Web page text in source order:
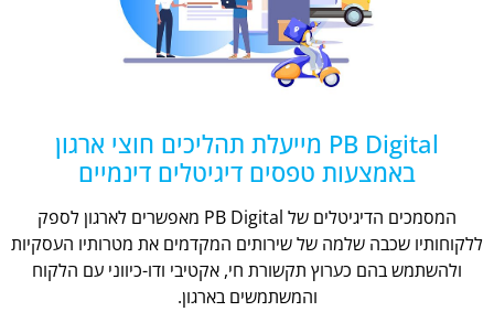
PB Digital מייעלת תהליכים חוצי ארגון
באמצעות טפסים דיגיטלים דינמיים
המסמכים הדיגיטלים של PB Digital מאפשרים לארגון לספק
ללקוחותיו שכבה שלמה של שירותים המקדמים את מטרותיו העסקיות
ולהשתמש בהם כערוץ תקשורת חי, אקטיבי ודו-כיווני עם הלקוח
והמשתמשים בארגון.